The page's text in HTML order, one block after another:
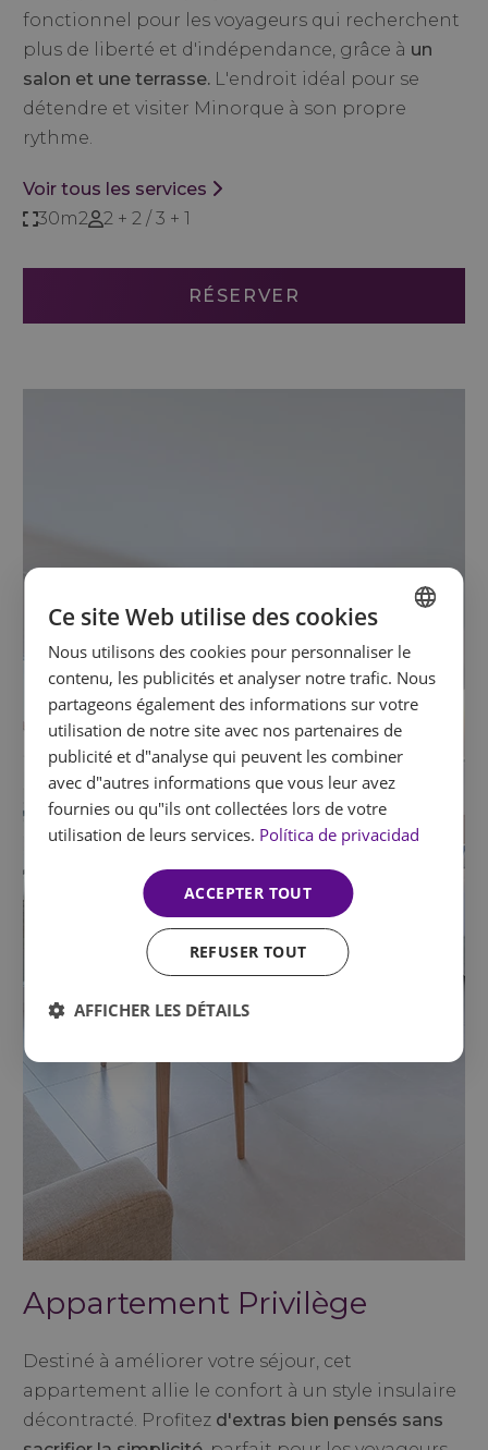
fonctionnel pour les voyageurs qui recherchent
plus de liberté et d'indépendance, grâce à un
salon et une terrasse.L'endroit idéal pour se
détendre et visiter Minorque à son propre
rythme.
Voir tous les services
30m2
2 + 2 / 3 + 1
RÉSERVER
Appartement Privilège
Destiné à améliorer votre séjour, cet
appartement allie le confort à un style insulaire
décontracté. Profitez d'extras bien pensés sans
SPANISH
ENGLISH
FRENCH
GERMAN
Ce site Web utilise des cookies
Nous utilisons des cookies pour personnaliser le
contenu, les publicités et analyser notre trafic. Nous
partageons également des informations sur votre
utilisation de notre site avec nos partenaires de
publicité et d"analyse qui peuvent les combiner
avec d"autres informations que vous leur avez
fournies ou qu"ils ont collectées lors de votre
utilisation de leurs services. Política de privacidad
ACCEPTER TOUT
REFUSER TOUT
AFFICHER LES DÉTAILS